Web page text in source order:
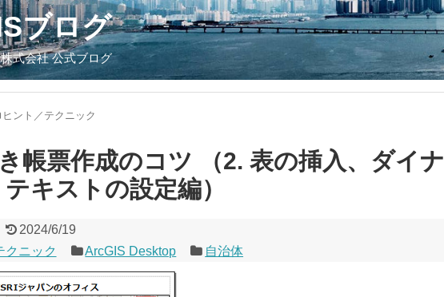
ブログ
式会社 公式ブログ
ヒント／テクニック
帳票作成のコツ （2. 表の挿入、ダイナ
キストの設定編）
2024/6/19
クニック
ArcGIS Desktop 自治体